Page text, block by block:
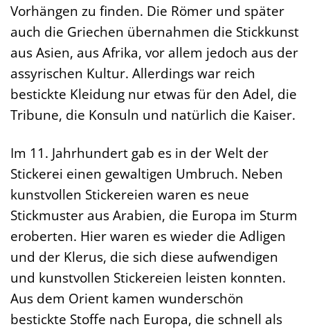
Vorhängen zu finden. Die Römer und später
auch die Griechen übernahmen die Stickkunst
aus Asien, aus Afrika, vor allem jedoch aus der
assyrischen Kultur. Allerdings war reich
bestickte Kleidung nur etwas für den Adel, die
Tribune, die Konsuln und natürlich die Kaiser.
Im 11. Jahrhundert gab es in der Welt der
Stickerei einen gewaltigen Umbruch. Neben
kunstvollen Stickereien waren es neue
Stickmuster aus Arabien, die Europa im Sturm
eroberten. Hier waren es wieder die Adligen
und der Klerus, die sich diese aufwendigen
und kunstvollen Stickereien leisten konnten.
Aus dem Orient kamen wunderschön
bestickte Stoffe nach Europa, die schnell als